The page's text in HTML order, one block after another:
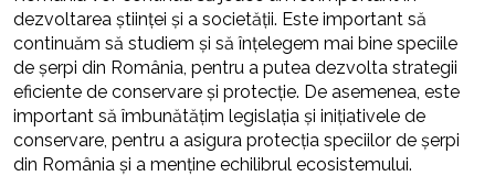
dezvoltarea științei și a societății. Este important să
continuăm să studiem și să înțelegem mai bine speciile
de șerpi din România, pentru a putea dezvolta strategii
eficiente de conservare și protecție. De asemenea, este
important să îmbunătățim legislația și inițiativele de
conservare, pentru a asigura protecția speciilor de șerpi
din România și a menține echilibrul ecosistemului.